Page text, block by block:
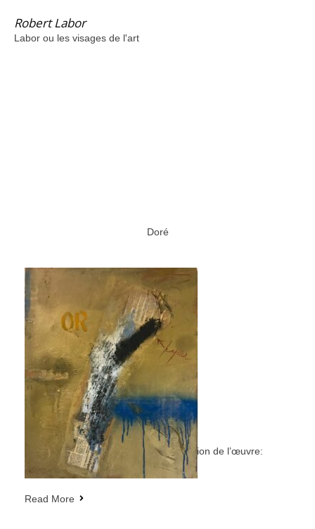
Robert Labor
Labor ou les visages de l'art
Doré
Abstrait
Or, 1992
Œuvre vendue en parfait état Localisation de l’œuvre:
France Cette oeuvre fait partie de ma
Read More